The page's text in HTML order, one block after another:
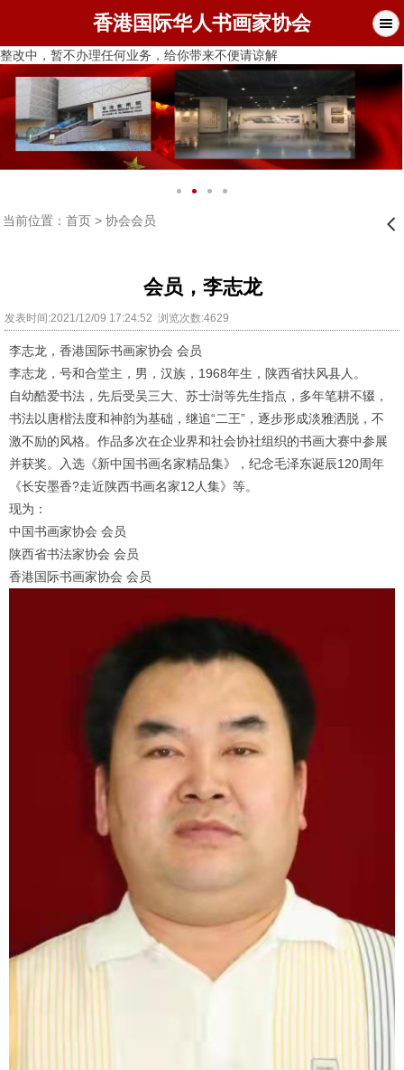
香港国际华人书画家协会
整改中，暂不办理任何业务，给你带来不便请谅解
2 3
当前位置： 首页> 协会会员 󰊒
会员，​李志龙
发表时间:2021/12/09 17:24:52 浏览次数:4629
李志龙， 香港国际书画家协会 会员
李志龙，号和合堂主，男，汉族，1968年生，陕西省扶风县人。
自幼酷爱书法，先后受吴三大、苏士澍等先生指点，多年笔耕不辍，
书法以唐楷法度和神韵为基础，继追“二王”，逐步形成淡雅洒脱，不
激不励的风格。作品多次在企业界和社会协社组织的书画大赛中参展
并获奖。入选《新中国书画名家精品集》，纪念毛泽东诞辰120周年
《长安墨香?走近陕西书画名家12人集》等。
现为：
中国书画家协会 会员
陕西省书法家协会 会员
香港国际书画家协会 会员